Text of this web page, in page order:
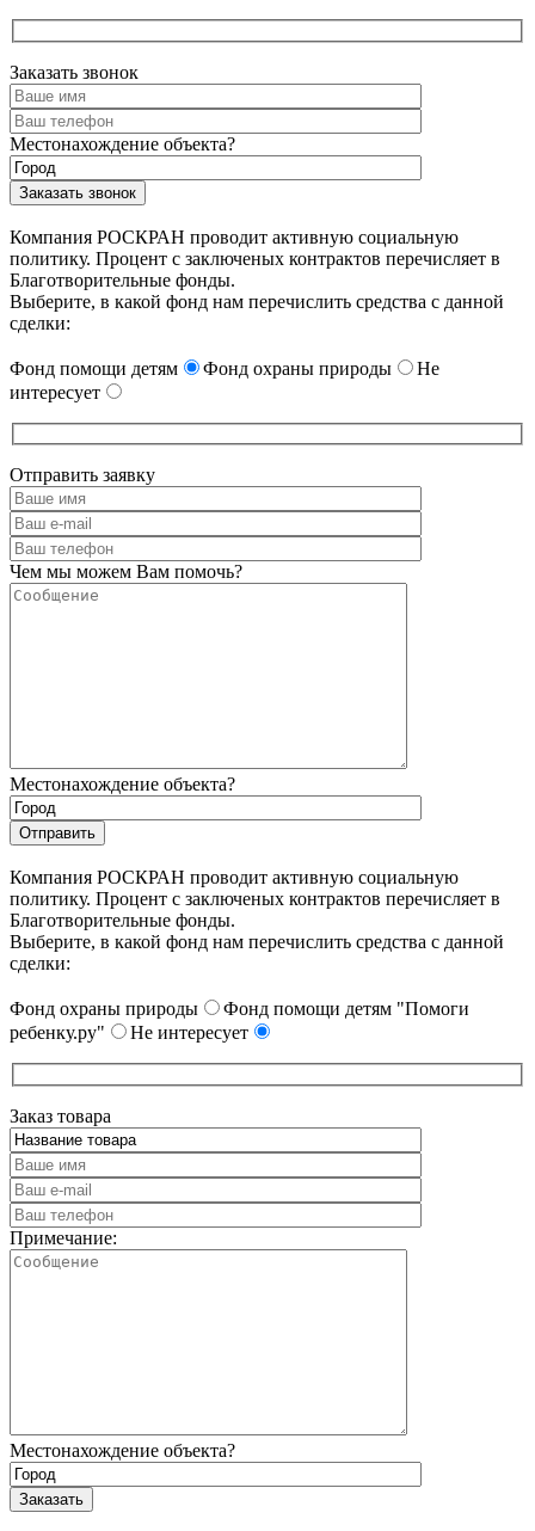
Заказать звонок
Местонахождение объекта?
Компания РОСКРАН проводит активную социальную
политику. Процент с заключеных контрактов перечисляет в
Благотворительные фонды.
Выберите, в какой фонд нам перечислить средства с данной
сделки:
Фонд помощи детям Фонд охраны природы
Не
интересует
Отправить заявку
Чем мы можем Вам помочь?
Местонахождение объекта?
Компания РОСКРАН проводит активную социальную
политику. Процент с заключеных контрактов перечисляет в
Благотворительные фонды.
Выберите, в какой фонд нам перечислить средства с данной
сделки:
Фонд охраны природы
Фонд помощи детям "Помоги
ребенку.ру"
Не интересует
Заказ товара
Примечание:
Местонахождение объекта?